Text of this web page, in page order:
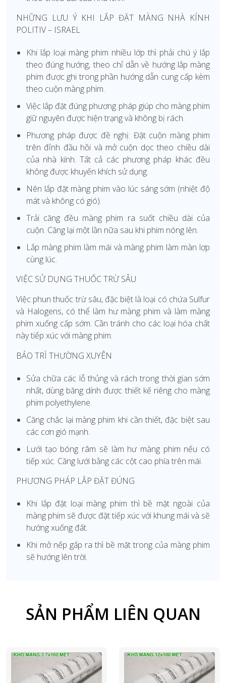
NHỮNG LƯU Ý KHI LẮP ĐẶT MÀNG NHÀ KÍNH
POLITIV – ISRAEL
Khi lắp loại màng phim nhiều lớp thì phải chú ý lắp
theo đúng hướng, theo chỉ dẫn về hướng lắp màng
phim được ghi trong phần hướng dẫn cung cấp kèm
theo cuộn màng phim.
Việc lắp đặt đúng phương pháp giúp cho màng phim
giữ nguyên được hiện trạng và không bị rách.
Phương pháp được đề nghị: Đặt cuộn màng phim
trên đỉnh đầu hồi và mở cuộn dọc theo chiều dài
của nhà kính. Tất cả các phương pháp khác đều
không được khuyến khích sử dụng.
Nên lắp đặt màng phim vào lúc sáng sớm (nhiệt độ
mát và không có gió).
Trải căng đều màng phim ra suốt chiều dài của
cuộn. Căng lại một lần nữa sau khi phim nóng lên.
Lắp màng phim làm mái và màng phim làm màn lợp
cùng lúc.
VIỆC SỬ DỤNG THUỐC TRỪ SÂU
Việc phun thuốc trừ sâu, đặc biệt là loại có chứa Sulfur
và Halogens, có thể làm hư màng phim và làm màng
phim xuống cấp sớm. Cần tránh cho các loại hóa chất
này tiếp xúc với màng phim.
BẢO TRÌ THƯỜNG XUYÊN
Sửa chữa các lỗ thủng và rách trong thời gian sớm
nhất, dùng băng dính được thiết kế riêng cho màng
phim polyethylene.
Căng chắc lại màng phim khi cần thiết, đặc biệt sau
các cơn gió mạnh.
Lưới tạo bóng râm sẽ làm hư màng phim nếu có
tiếp xúc. Căng lưới bằng các cột cao phía trên mái.
PHƯƠNG PHÁP LẮP ĐẶT ĐÚNG
Khi lắp đặt loại màng phim thì bề mặt ngoài của
màng phim sẽ được đặt tiếp xúc với khung mái và sẽ
hướng xuống đất.
Khi mở nếp gấp ra thì bề mặt trong của màng phim
sẽ hướng lên trời.
SẢN PHẨM LIÊN QUAN